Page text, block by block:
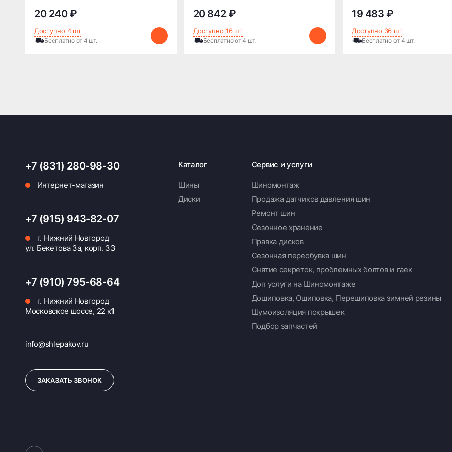
20 240 ₽
Доступно 4 шт
Бесплатно от 4 шт.
20 842 ₽
Доступно 16 шт
Бесплатно от 4 шт.
19 483 ₽
Доступно 36 шт
Бесплатно от 4 шт.
+7 (831) 280-98-30
Интернет-магазин
+7 (915) 943-82-07
г. Нижний Новгород
ул. Бекетова 3а, корп. 33
+7 (910) 795-68-64
г. Нижний Новгород
Московское шоссе, 22 к1
info@shlepakov.ru
ЗАКАЗАТЬ ЗВОНОК
Каталог
Шины
Диски
Сервис и услуги
Шиномонтаж
Продажа датчиков давления шин
Ремонт шин
Сезонное хранение
Правка дисков
Сезонная переобувка шин
Снятие секреток, проблемных болтов и гаек
Доп услуги на Шиномонтаже
Дошиповка, Ошиповка, Перешиповка зимней резины
Шумоизоляция покрышек
Подбор запчастей